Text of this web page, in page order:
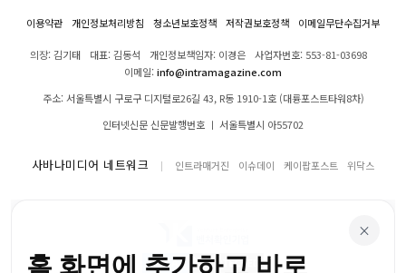
이용약관 개인정보처리방침 청소년보호정책 저작권보호정책 이메일무단수집거부
의장: 김기태 대표: 김동석 개인정보책임자: 이경은
사업자번호: 553-81-03698
이메일:info@intramagazine.com
주소: 서울특별시 구로구 디지털로26길 43, R동 1910-1호 (대륭포스트타워8차)
인터넷신문 신문발행번호 ㅣ 서울특별시 아55702
사바나미디어 네트워크 인트라매거진 이슈데이 케이팝포스트 위닥스
×
홈 화면에 추가하고 바로